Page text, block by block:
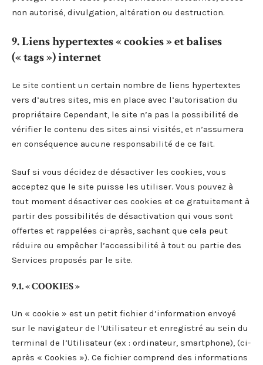
non autorisé, divulgation, altération ou destruction.
9. Liens hypertextes « cookies » et balises
(« tags ») internet
Le site contient un certain nombre de liens hypertextes
vers d’autres sites, mis en place avec l’autorisation du
propriétaire Cependant, le site n’a pas la possibilité de
vérifier le contenu des sites ainsi visités, et n’assumera
en conséquence aucune responsabilité de ce fait.
Sauf si vous décidez de désactiver les cookies, vous
acceptez que le site puisse les utiliser. Vous pouvez à
tout moment désactiver ces cookies et ce gratuitement à
partir des possibilités de désactivation qui vous sont
offertes et rappelées ci-après, sachant que cela peut
réduire ou empêcher l’accessibilité à tout ou partie des
Services proposés par le site.
9.1. « COOKIES »
Un « cookie » est un petit fichier d’information envoyé
sur le navigateur de l’Utilisateur et enregistré au sein du
terminal de l’Utilisateur (ex : ordinateur, smartphone), (ci-
après « Cookies »). Ce fichier comprend des informations